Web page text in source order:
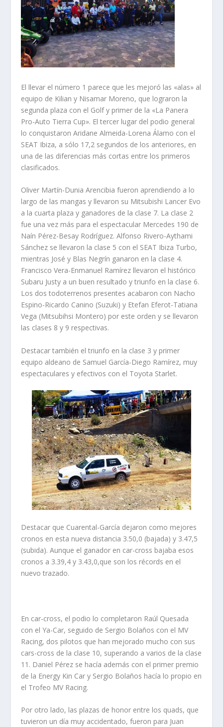
El llevar el número 1 parece que les mejoró las «alas» al
equipo de Kilian y Nisamar Moreno, que lograron la
segunda plaza con el Golf y primer de la «La Panera
Pro-Auto Tierra Cup». El tercer lugar del podio general
lo conquistaron Aridane Almeida-Lorena Álamo con el
SEAT Ibiza, a sólo 17,2 segundos de los anteriores, en
una de las diferencias más cortas entre los primeros
clasificados.
Oliver Martín-Dunia Arencibia fueron aprendiendo a lo
largo de las mangas y llevaron su Mitsubishi Lancer Evo
a la cuarta plaza y ganadores de la clase 7. La clase 2
fue una vez más para el espectacular Mercedes 190 de
Naín Pérez-Besay Rodríguez. Alfonso Rivero-Aythami
Sánchez se llevaron la clase 5 con el SEAT Ibiza Turbo,
mientras José y Blas Negrín ganaron en la clase 4.
Francisco Vera-Enmanuel Ramírez llevaron el histórico
Subaru Justy a un buen resultado y triunfo en la clase 6.
Los dos todoterrenos presentes acabaron con Nacho
Espino-Ricardo Canino (Suzuki) y Etefan Eferot-Tatiana
Vega (Mitsubihsi Montero) por este orden y se llevaron
las clases 8 y 9 respectivas.
Destacar también el triunfo en la clase 3 y primer
equipo aldeano de Samuel García-Diego Ramírez, muy
espectaculares y efectivos con el Toyota Starlet.
Destacar que Cuarental-García dejaron como mejores
cronos en esta nueva distancia 3.50,0 (bajada) y 3.47,5
(subida). Aunque el ganador en car-cross bajaba esos
cronos a 3.39,4 y 3.43,0,que son los récords en el
nuevo trazado.
En car-cross, el podio lo completaron Raúl Quesada
con el Ya-Car, seguido de Sergio Bolaños con el MV
Racing, dos pilotos que han mejorado mucho con sus
cars-cross de la clase 10, superando a varios de la clase
11. Daniel Pérez se hacía además con el primer premio
de la Energy Kin Car y Sergio Bolaños hacía lo propio en
el Trofeo MV Racing.
Por otro lado, las plazas de honor entre los quads, que
tuvieron un día muy accidentado, fueron para Juan